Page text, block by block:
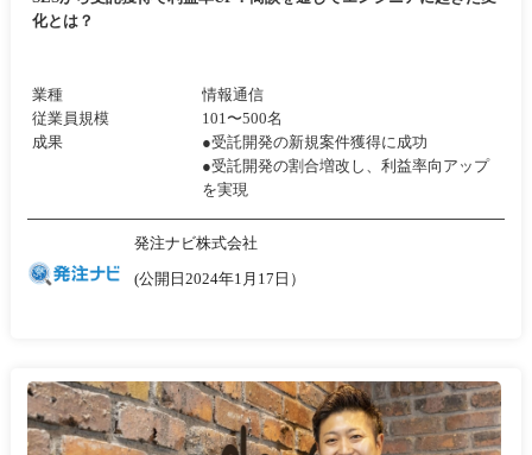
化とは？
業種
情報通信
従業員規模
101〜500名
成果
●受託開発の新規案件獲得に成功
●受託開発の割合増改し、利益率向アップ
を実現
発注ナビ株式会社
(公開日2024年1月17日）